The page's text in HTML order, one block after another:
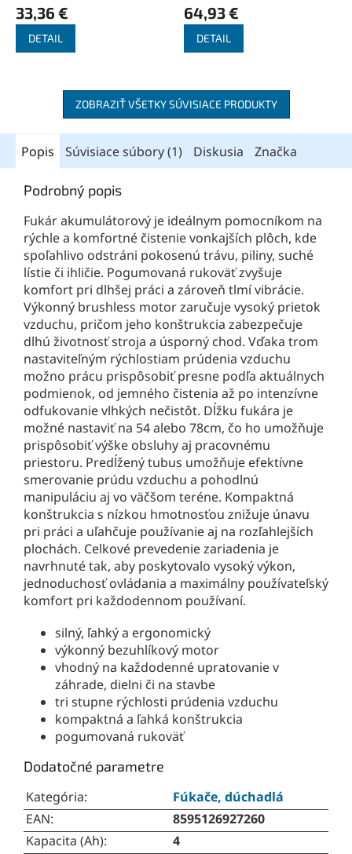
33,36 €
DETAIL
64,93 €
DETAIL
ZOBRAZIŤ VŠETKY SÚVISIACE PRODUKTY
Popis Súvisiace súbory (1) Diskusia Značka
Podrobný popis
Fukár akumulátorový je ideálnym pomocníkom na
rýchle a komfortné čistenie vonkajších plôch, kde
spoľahlivo odstráni pokosenú trávu, piliny, suché
lístie či ihličie. Pogumovaná rukoväť zvyšuje
komfort pri dlhšej práci a zároveň tlmí vibrácie.
Výkonný brushless motor zaručuje vysoký prietok
vzduchu, pričom jeho konštrukcia zabezpečuje
dlhú životnosť stroja a úsporný chod. Vďaka trom
nastaviteľným rýchlostiam prúdenia vzduchu
možno prácu prispôsobiť presne podľa aktuálnych
podmienok, od jemného čistenia až po intenzívne
odfukovanie vlhkých nečistôt. Dĺžku fukára je
možné nastaviť na 54 alebo 78cm, čo ho umožňuje
prispôsobiť výške obsluhy aj pracovnému
priestoru. Predĺžený tubus umožňuje efektívne
smerovanie prúdu vzduchu a pohodlnú
manipuláciu aj vo väčšom teréne. Kompaktná
konštrukcia s nízkou hmotnosťou znižuje únavu
pri práci a uľahčuje používanie aj na rozľahlejších
plochách. Celkové prevedenie zariadenia je
navrhnuté tak, aby poskytovalo vysoký výkon,
jednoduchosť ovládania a maximálny používateľský
komfort pri každodennom používaní.
silný, ľahký a ergonomický
výkonný bezuhlíkový motor
vhodný na každodenné upratovanie v
záhrade, dielni či na stavbe
tri stupne rýchlosti prúdenia vzduchu
kompaktná a ľahká konštrukcia
pogumovaná rukoväť
Dodatočné parametre
Kategória:
Fúkače, dúchadlá
EAN:
8595126927260
Kapacita (Ah):
4